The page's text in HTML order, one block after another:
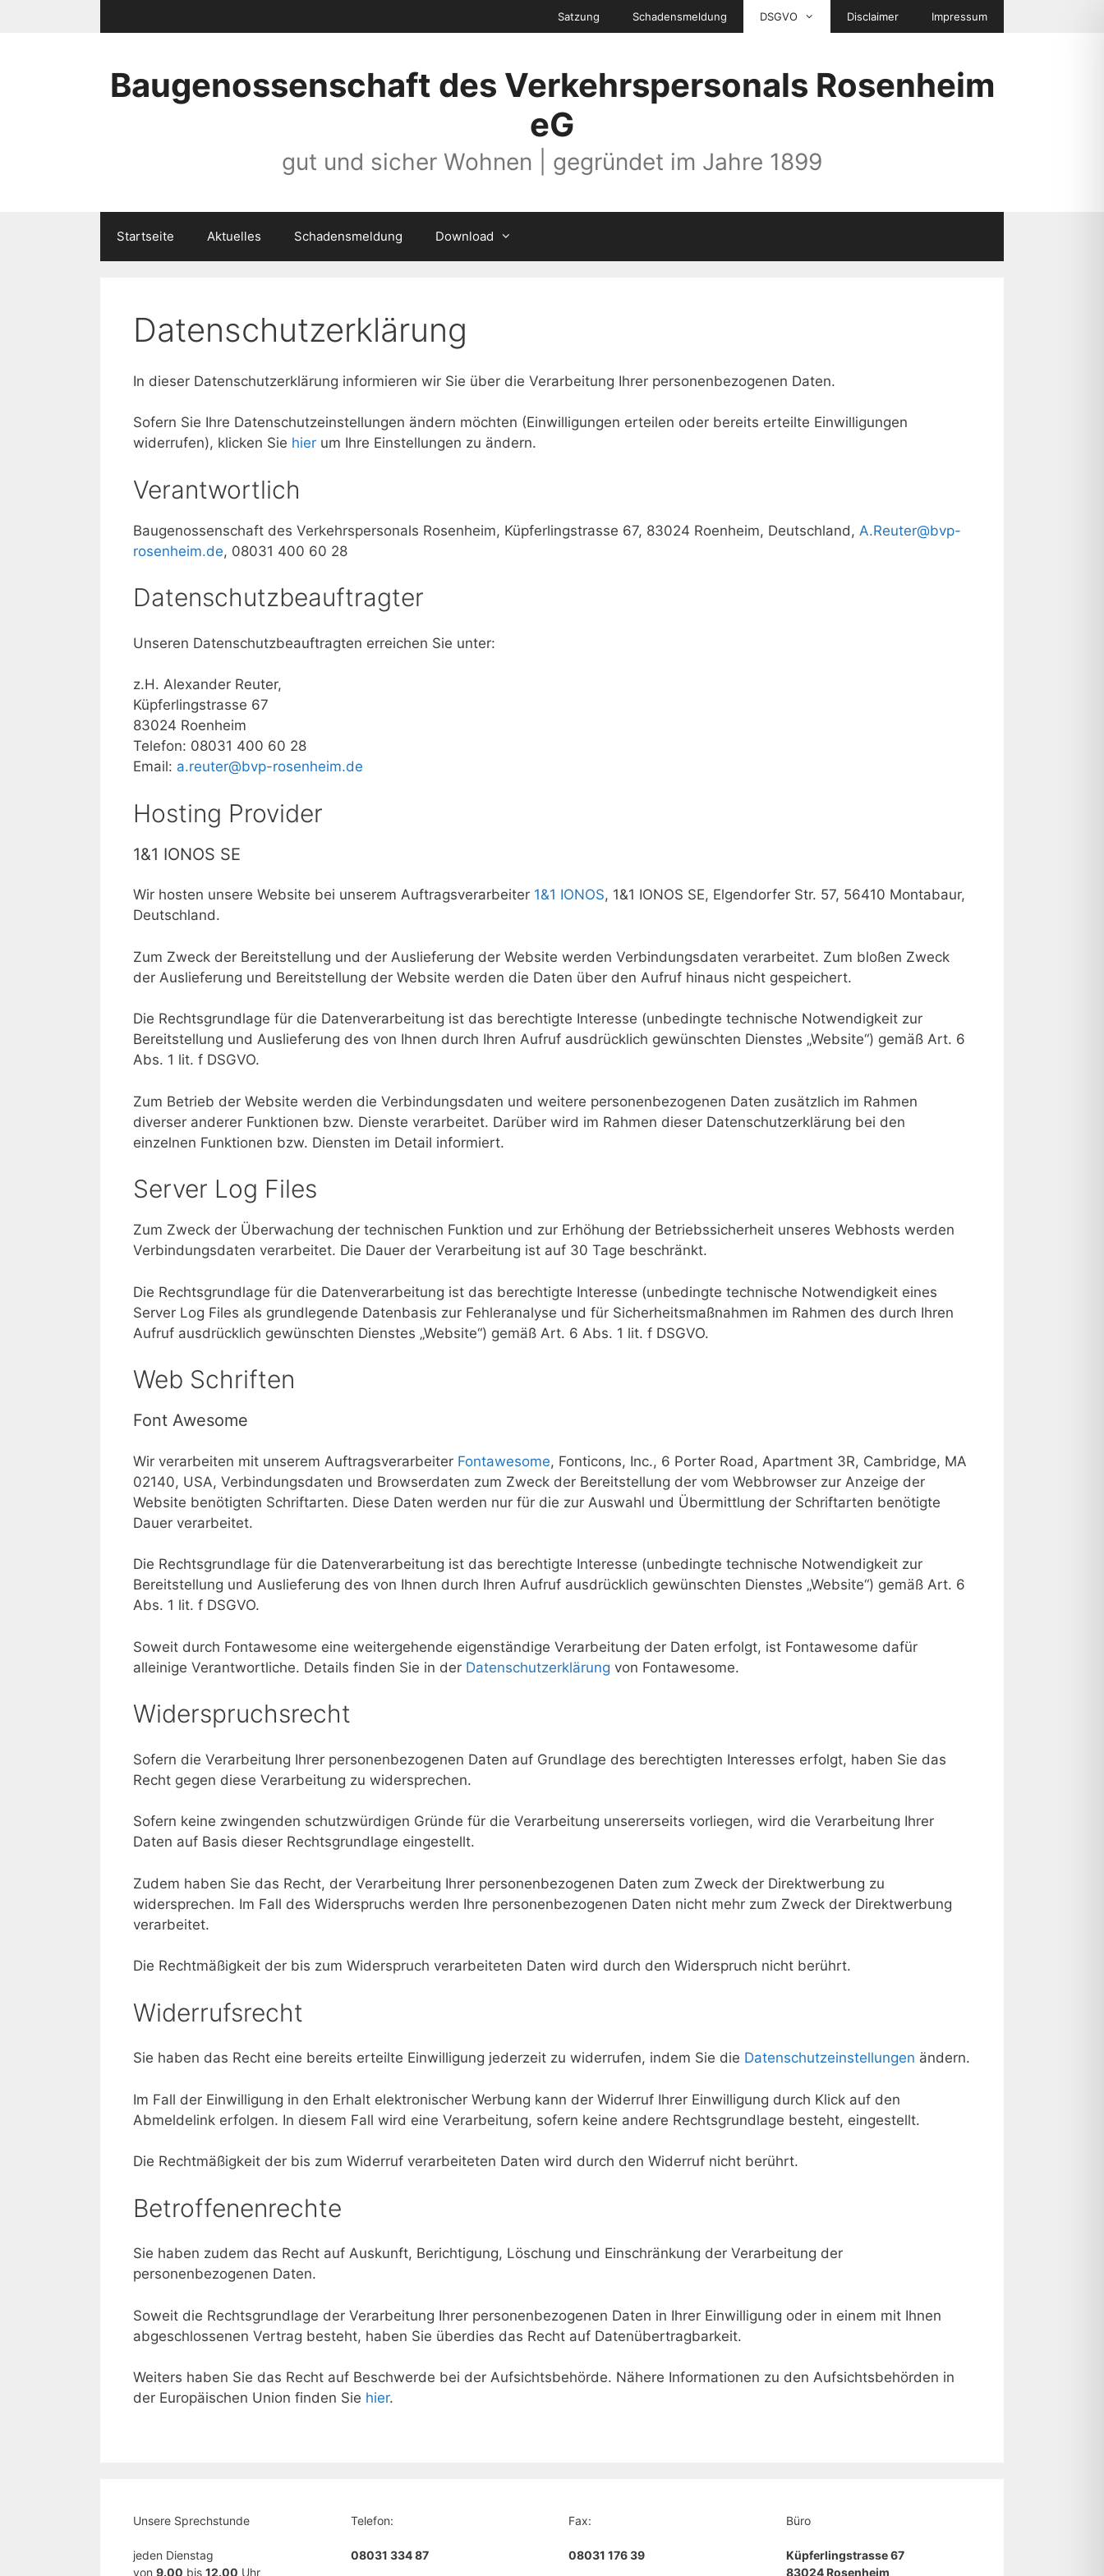
Satzung Schadensmeldung DSGVO Disclaimer Impressum
Baugenossenschaft des Verkehrspersonals Rosenheim
eG
gut und sicher Wohnen | gegründet im Jahre 1899
Startseite Aktuelles Schadensmeldung Download
Datenschutzerklärung
In dieser Datenschutzerklärung informieren wir Sie über die Verarbeitung Ihrer personenbezogenen Daten.
Sofern Sie Ihre Datenschutzeinstellungen ändern möchten (Einwilligungen erteilen oder bereits erteilte Einwilligungen
widerrufen), klicken Sie hier um Ihre Einstellungen zu ändern.
Verantwortlich
Baugenossenschaft des Verkehrspersonals Rosenheim, Küpferlingstrasse 67, 83024 Roenheim, Deutschland, A.Reuter@bvp-
rosenheim.de, 08031 400 60 28
Datenschutzbeauftragter
Unseren Datenschutzbeauftragten erreichen Sie unter:
z.H. Alexander Reuter,
Küpferlingstrasse 67
83024 Roenheim
Telefon: 08031 400 60 28
Email: a.reuter@bvp-rosenheim.de
Hosting Provider
1&1 IONOS SE
Wir hosten unsere Website bei unserem Auftragsverarbeiter 1&1 IONOS, 1&1 IONOS SE, Elgendorfer Str. 57, 56410 Montabaur,
Deutschland.
Zum Zweck der Bereitstellung und der Auslieferung der Website werden Verbindungsdaten verarbeitet. Zum bloßen Zweck
der Auslieferung und Bereitstellung der Website werden die Daten über den Aufruf hinaus nicht gespeichert.
Die Rechtsgrundlage für die Datenverarbeitung ist das berechtigte Interesse (unbedingte technische Notwendigkeit zur
Bereitstellung und Auslieferung des von Ihnen durch Ihren Aufruf ausdrücklich gewünschten Dienstes „Website“) gemäß Art. 6
Abs. 1 lit. f DSGVO.
Zum Betrieb der Website werden die Verbindungsdaten und weitere personenbezogenen Daten zusätzlich im Rahmen
diverser anderer Funktionen bzw. Dienste verarbeitet. Darüber wird im Rahmen dieser Datenschutzerklärung bei den
einzelnen Funktionen bzw. Diensten im Detail informiert.
Server Log Files
Zum Zweck der Überwachung der technischen Funktion und zur Erhöhung der Betriebssicherheit unseres Webhosts werden
Verbindungsdaten verarbeitet. Die Dauer der Verarbeitung ist auf 30 Tage beschränkt.
Die Rechtsgrundlage für die Datenverarbeitung ist das berechtigte Interesse (unbedingte technische Notwendigkeit eines
Server Log Files als grundlegende Datenbasis zur Fehleranalyse und für Sicherheitsmaßnahmen im Rahmen des durch Ihren
Aufruf ausdrücklich gewünschten Dienstes „Website“) gemäß Art. 6 Abs. 1 lit. f DSGVO.
Web Schriften
Font Awesome
Wir verarbeiten mit unserem Auftragsverarbeiter Fontawesome, Fonticons, Inc., 6 Porter Road, Apartment 3R, Cambridge, MA
02140, USA, Verbindungsdaten und Browserdaten zum Zweck der Bereitstellung der vom Webbrowser zur Anzeige der
Website benötigten Schriftarten. Diese Daten werden nur für die zur Auswahl und Übermittlung der Schriftarten benötigte
Dauer verarbeitet.
Die Rechtsgrundlage für die Datenverarbeitung ist das berechtigte Interesse (unbedingte technische Notwendigkeit zur
Bereitstellung und Auslieferung des von Ihnen durch Ihren Aufruf ausdrücklich gewünschten Dienstes „Website“) gemäß Art. 6
Abs. 1 lit. f DSGVO.
Soweit durch Fontawesome eine weitergehende eigenständige Verarbeitung der Daten erfolgt, ist Fontawesome dafür
alleinige Verantwortliche. Details finden Sie in der Datenschutzerklärung von Fontawesome.
Widerspruchsrecht
Sofern die Verarbeitung Ihrer personenbezogenen Daten auf Grundlage des berechtigten Interesses erfolgt, haben Sie das
Recht gegen diese Verarbeitung zu widersprechen.
Sofern keine zwingenden schutzwürdigen Gründe für die Verarbeitung unsererseits vorliegen, wird die Verarbeitung Ihrer
Daten auf Basis dieser Rechtsgrundlage eingestellt.
Zudem haben Sie das Recht, der Verarbeitung Ihrer personenbezogenen Daten zum Zweck der Direktwerbung zu
widersprechen. Im Fall des Widerspruchs werden Ihre personenbezogenen Daten nicht mehr zum Zweck der Direktwerbung
verarbeitet.
Die Rechtmäßigkeit der bis zum Widerspruch verarbeiteten Daten wird durch den Widerspruch nicht berührt.
Widerrufsrecht
Sie haben das Recht eine bereits erteilte Einwilligung jederzeit zu widerrufen, indem Sie die Datenschutzeinstellungen ändern.
Im Fall der Einwilligung in den Erhalt elektronischer Werbung kann der Widerruf Ihrer Einwilligung durch Klick auf den
Abmeldelink erfolgen. In diesem Fall wird eine Verarbeitung, sofern keine andere Rechtsgrundlage besteht, eingestellt.
Die Rechtmäßigkeit der bis zum Widerruf verarbeiteten Daten wird durch den Widerruf nicht berührt.
Betroffenenrechte
Sie haben zudem das Recht auf Auskunft, Berichtigung, Löschung und Einschränkung der Verarbeitung der
personenbezogenen Daten.
Soweit die Rechtsgrundlage der Verarbeitung Ihrer personenbezogenen Daten in Ihrer Einwilligung oder in einem mit Ihnen
abgeschlossenen Vertrag besteht, haben Sie überdies das Recht auf Datenübertragbarkeit.
Weiters haben Sie das Recht auf Beschwerde bei der Aufsichtsbehörde. Nähere Informationen zu den Aufsichtsbehörden in
der Europäischen Union finden Sie hier.
Unsere Sprechstunde
jeden Dienstag
von 9.00 bis 12.00 Uhr
Telefon:
08031 334 87
Fax:
08031 176 39
Büro
Küpferlingstrasse 67
83024 Rosenheim